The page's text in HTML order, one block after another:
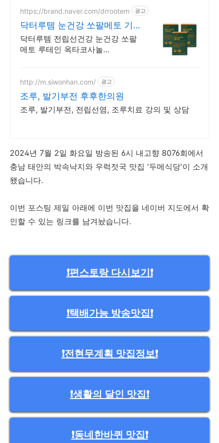
https://brand.naver.com/drrootem 광고
닥터루템 눈건강 쏘팔메토 기
간한정 단독특가
닥터루템 전립선건강 눈건강 쏘팔
메토 루테인 옥타코사놀
http://m.siwonhan.com/ 광고
조루, 발기부전 후후한의원
조루, 발기부전, 전립선염, 조루치료 강의 및 상담
2024년 7월 2일 화요일 방송된 6시 내고향 8076회에서
충남 태안의 박속낙지와 우럭젓국 맛집 '두메식당'이 소개
됐습니다.
이번 포스팅 제일 아래에 이번 맛집을 네이버 지도에서 확
인할 수 있는 링크를 남겨놨습니다.
❗️편스토랑 다시보기❗️
❗️택배가능 방송맛집❗️
❗️전현무계획 맛집정보❗️
❗️생활의 달인 맛집❗️
❗️동네한바퀴 맛집❗️